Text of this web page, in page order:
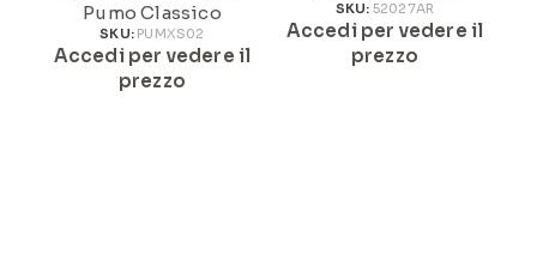
Pumo Classico
SKU: PUMXS02
Accedi per vedere il
prezzo
SKU: 52027AR
Accedi per vedere il
prezzo